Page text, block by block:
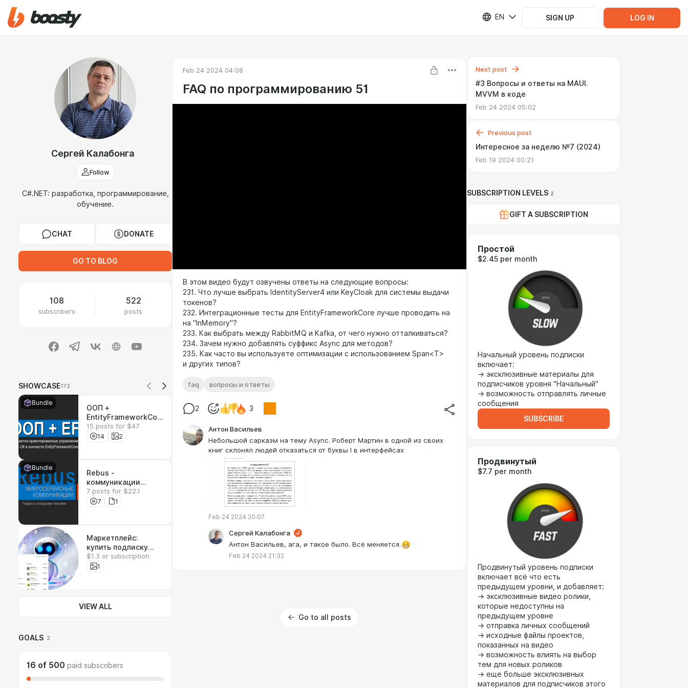
EN SIGN UP LOG IN
Сергей Калабонга
Follow
C#.NET: разработка, программирование,
обучение.
CHAT DONATE
GO TO BLOG
108
subscribers
522
posts
SHOWCASE172
Bundle
ООП +
EntityFrameworkCor
e = Упражнения
15 posts for $47
14
2
Bundle
Rebus -
коммуникации
между
микросервисами
7 posts for $22.1
7
1
Маркетплейс:
купить подписку
Claude
$1.3 or subscription
1
VIEW ALL
GOALS 2
16 of 500 paid subscribers
Feb 24 2024 04:08
FAQ по программированию 51
В этом видео будут озвучены ответы на следующие вопросы:
231. Что лучше выбрать IdentityServer4 или KeyCloak для системы выдачи
токенов?
232. Интеграционные тесты для EntityFrameworkCore лучше проводить на
на "InMemory"?
233. Как выбрать между RabbitMQ и Kafka, от чего нужно отталкиваться?
234. Зачем нужно добавлять суффикс Async для методов?
235. Как часто вы используете оптимизации с использованием Span<T>
и других типов?
faq вопросы и ответы
2 3
Антон Васильев
Небольшой сарказм на тему Async. Роберт Мартин в одной из своих
книг склонял людей отказаться от буквы I в интерфейсах
Feb 24 2024 20:07
Сергей Калабонга
Антон Васильев, ага, и такое было. Всё меняется.
Feb 24 2024 21:32
Go to all posts
Next post
#3 Вопросы и ответы на MAUI.
MVVM в коде
Feb 24 2024 05:02
Previous post
Интересное за неделю №7 (2024)
Feb 19 2024 00:21
SUBSCRIPTION LEVELS 2
GIFT A SUBSCRIPTION
Простой
$2.45 per month
Начальный уровень подписки
включает:
→ эксклюзивные материалы для
подписчиков уровня "Начальный"
→ возможность отправлять личные
сообщения
SUBSCRIBE
Продвинутый
$7.7 per month
Продвинутый уровень подписки
включает всё что есть
предыдущем уровни, и добавляет:
→ эксклюзивные видео ролики,
которые недоступны на
предыдущем уровне
→ отправка личных сообщений
→ исходные файлы проектов,
показанных на видео
→ возможность влиять на выбор
тем для новых роликов
→ еще больше эксклюзивных
материалов для подписчиков этого